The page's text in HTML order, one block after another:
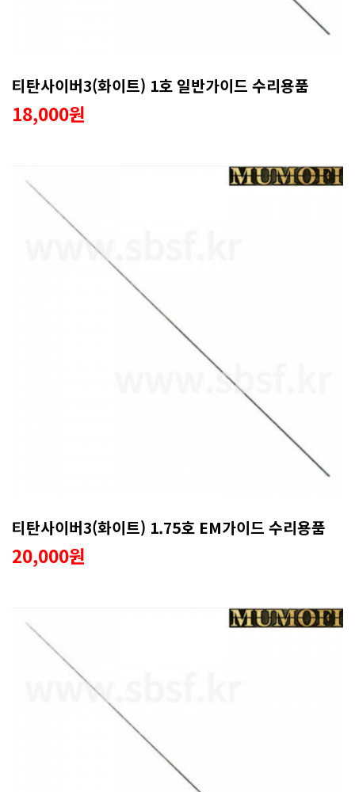
티탄사이버3(화이트) 1호 일반가이드 수리용품
18,000원
티탄사이버3(화이트) 1.75호 EM가이드 수리용품
20,000원